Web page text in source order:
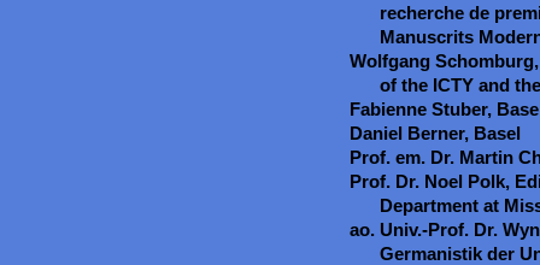
recherche de
Manuscrits
Wolfgang
of the ICTY and
Fabienne Stuber,
Daniel Berner, Basel
Prof. em. Dr. Martin
Prof. Dr. Noel Polk,
Department at
ao. Univ.-Prof. Dr.
Germanistik der